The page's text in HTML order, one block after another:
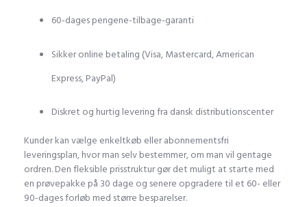
60-dages pengene-tilbage-garanti
Sikker online betaling (Visa, Mastercard, American
Express, PayPal)
Diskret og hurtig levering fra dansk distributionscenter
Kunder kan vælge enkeltkøb eller abonnementsfri
leveringsplan, hvor man selv bestemmer, om man vil gentage
ordren. Den fleksible prisstruktur gør det muligt at starte med
en prøvepakke på 30 dage og senere opgradere til et 60- eller
90-dages forløb med større besparelser.